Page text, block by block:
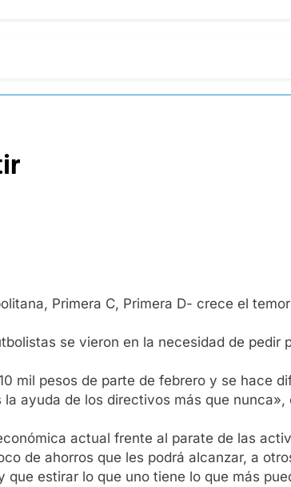
Primera C, Primera D- crece el
se vieron en la necesidad de pedir
mil pesos de parte de febrero y se hace
ayuda de los directivos más que nunca»,
actual frente al parate de las
de ahorros que les podrá alcanzar, a
estirar lo que uno tiene lo que más